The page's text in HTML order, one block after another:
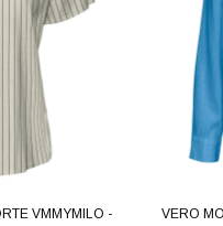
VMMYMILO -
VERO